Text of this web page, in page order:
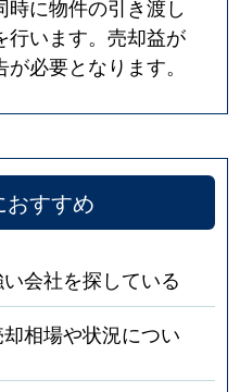
に物件の引き渡し
行います。売却益が
必要となります。
おすすめ
会社を探している
相場や状況につい